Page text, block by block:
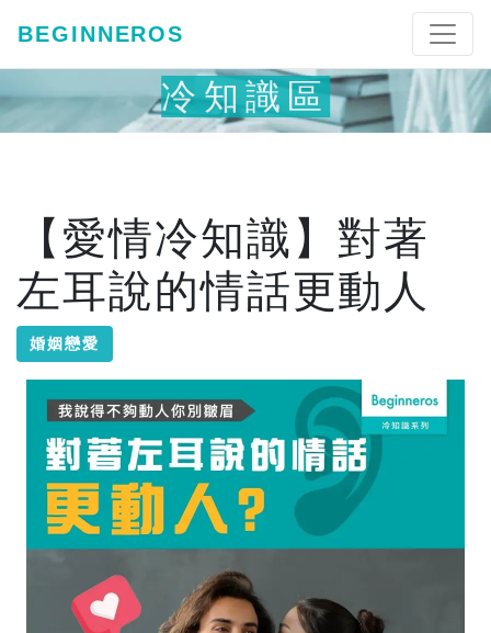
BEGINNEROS
冷知識區
【愛情冷知識】對著
左耳說的情話更動人
婚姻戀愛